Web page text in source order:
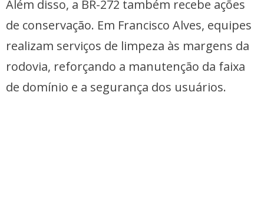
Além disso, a BR-272 também recebe ações
de conservação. Em Francisco Alves, equipes
realizam serviços de limpeza às margens da
rodovia, reforçando a manutenção da faixa
de domínio e a segurança dos usuários.